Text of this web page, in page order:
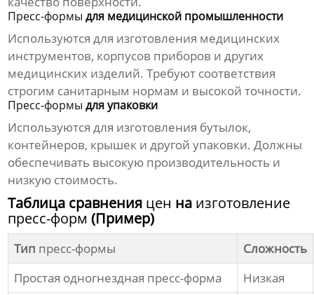
Пресс-формы для медицинской промышленности
Используются для изготовления медицинских
инструментов, корпусов приборов и других
медицинских изделий. Требуют соответствия
строгим санитарным нормам и высокой точности.
Пресс-формы для упаковки
Используются для изготовления бутылок,
контейнеров, крышек и другой упаковки. Должны
обеспечивать высокую производительность и
низкую стоимость.
Таблица сравнения цен на изготовление
пресс-форм (Пример)
Тип пресс-формы
Сложность
Простая одногнездная пресс-форма
Низкая